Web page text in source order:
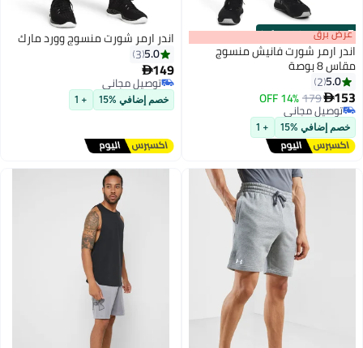
00m:00s
·
100% Left عرض برق
اندر ارمر شورت فانيش منسوج
مقاس 8 بوصة
5.0
2
153
179
14% OFF
توصيل مجاني
توصيل مجاني
خصم إضافي %15 + 1
اندر ارمر شورت منسوج وورد مارك
5.0
3
149
توصيل مجاني
توصيل مجاني
خصم إضافي %15 + 1